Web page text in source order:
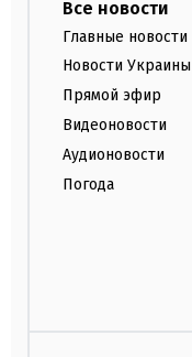
Все новости
Главные новости
Новости Украины
Прямой эфир
Видеоновости
Аудионовости
Погода